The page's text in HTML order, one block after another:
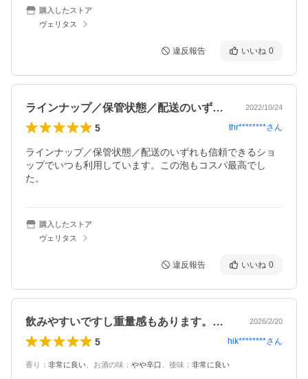
購入したストア
ヴェリタス
違反報告 いいね 0
ラインナップ／保管状態／配送のいずれも… 2022/10/24
5 thr********さん
ラインナップ／保管状態／配送のいずれも信頼できるショ
ップでいつも利用しています。この泡もコスパ最高でし
た。
購入したストア
ヴェリタス
違反報告 いいね 0
飲みやすいですし重量感もあります。この… 2026/2/20
5 hik********さん
香り ： 非常に良い お酒の味 ： やや辛口 後味 ： 非常に良い